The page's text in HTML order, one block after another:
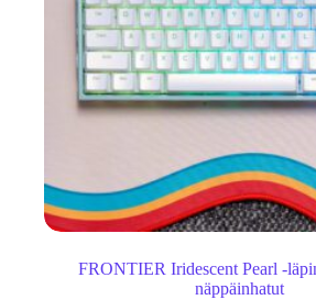
FRONTIER Iridescent Pearl -
näppäinhatut